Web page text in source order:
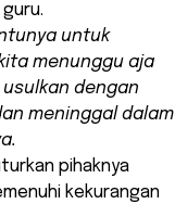
untuk
menunggu aja
dengan
meninggal dalam
pihaknya
kekurangan